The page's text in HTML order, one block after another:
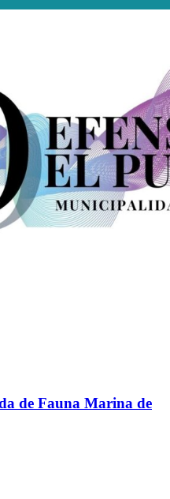
de Fauna Marina de